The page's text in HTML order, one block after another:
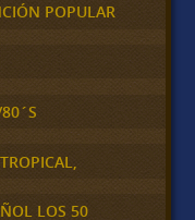
POPULAR
LOS 50